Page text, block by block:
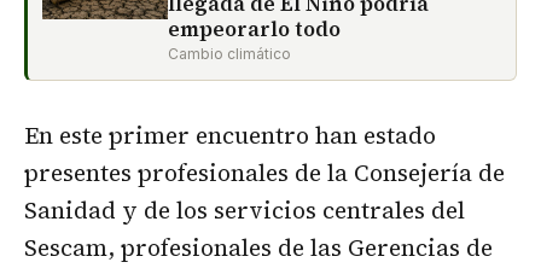
empeorarlo todo
Cambio climático
En este primer encuentro han estado
presentes profesionales de la Consejería de
Sanidad y de los servicios centrales del
Sescam, profesionales de las Gerencias de